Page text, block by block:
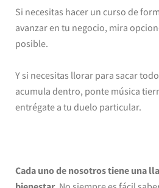
Si necesitas hacer un curso de
avanzar en tu negocio, mira
posible.
Y si necesitas llorar para sacar
acumula dentro, ponte música
entrégate a tu duelo particular.
Cada uno de nosotros tiene una